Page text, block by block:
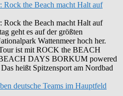
Rock the Beach macht Halt auf
Rock the Beach macht Halt auf
geht es auf der größten
Wattenmeer hoch her.
ist mit ROCK the BEACH
DAYS BORKUM powered
heißt Spitzensport am Nordbad
deutsche Teams im Hauptfeld